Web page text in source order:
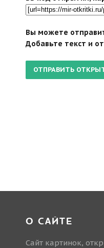
Вы можете
Добавьте текст и
О САЙТЕ
Сайт картинок,